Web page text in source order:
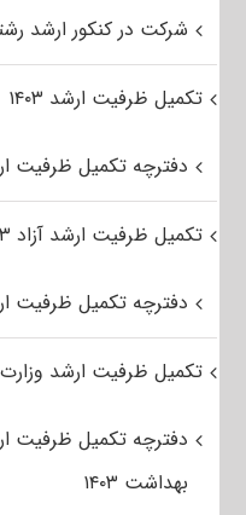
شرکت در کنکور ارشد
تکمیل ظرفیت ارشد ۱۴۰۳
دفترچه تکمیل ظرفیت ارشد
تکمیل ظرفیت ارشد آزاد ۱۴۰۳
دفترچه تکمیل ظرفیت ارشد
تکمیل ظرفیت ارشد وزارت
دفترچه تکمیل ظرفیت
بهداشت ۱۴۰۳